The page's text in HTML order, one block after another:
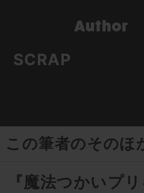
SCRAP
この筆者のそのほ
『魔法つかいプ